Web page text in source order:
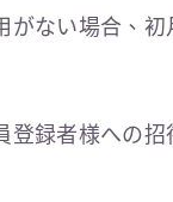
ない場合、
録者様への